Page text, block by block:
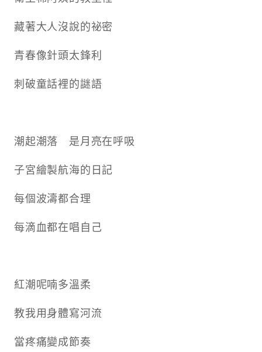
藏著大人沒說的祕密
青春像針頭太鋒利
刺破童話裡的謎語
潮起潮落 是月亮在呼吸
子宮繪製航海的日記
每個波濤都合理
每滴血都在唱自己
紅潮呢喃多溫柔
教我用身體寫河流
當疼痛變成節奏